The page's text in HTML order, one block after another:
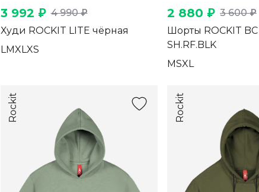
3 992 ₽ 4 990 ₽
Худи ROCKIT LITE чёрная
L MXL XS
2 880 ₽ 3 600 ₽
Шорты ROCKIT BC
SH.RF.BLK
MSXL
Rockit Rockit